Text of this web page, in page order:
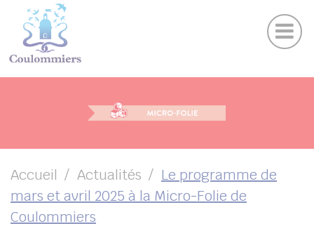
( AU QUOTIDIEN )
( FAMILLE )
( ENVIRONNEMENT ET URBANISME )
( ÉCONOMIE ET EMPLOI )
ActuPublications
Suivez-nous sur Facebook
Suivez-nous sur Instagram
Suivez-nous sur Twitter
Suivez-nous sur Youtube
Accueil Actualités
Le programme de
mars et avril 2025 à la Micro-Folie de
Coulommiers
Panneau de gestion des cookies